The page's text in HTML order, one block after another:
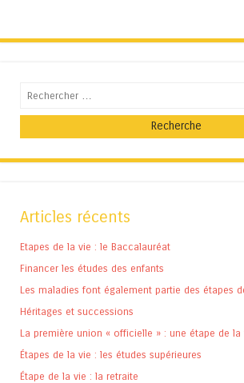
Recherche
Articles récents
Etapes de la vie : le Baccalauréat
Financer les études des enfants
Les maladies font également partie des étapes
Héritages et successions
La première union « officielle » : une étape de
Étapes de la vie : les études supérieures
Étape de la vie : la retraite